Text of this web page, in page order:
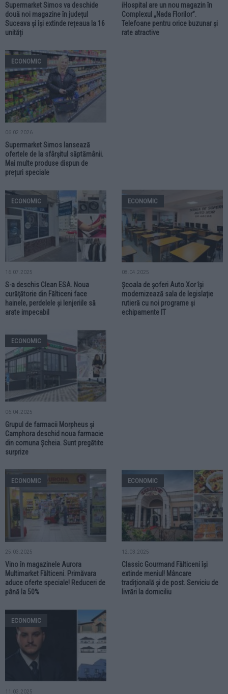
Supermarket Simos va deschide
două noi magazine în județul
Suceava și își extinde rețeaua la 16
unități
iHospital are un nou magazin în
Complexul „Nada Florilor”.
Telefoane pentru orice buzunar și
rate atractive
ECONOMIC
06.02.2026
Supermarket Simos lansează
ofertele de la sfârșitul săptămânii.
Mai multe produse dispun de
prețuri speciale
ECONOMIC
16.07.2025
S-a deschis Clean ESA. Noua
curățătorie din Fălticeni face
hainele, perdelele și lenjeriile să
arate impecabil
ECONOMIC
08.04.2025
Școala de șoferi Auto Xor își
modernizează sala de legislație
rutieră cu noi programe și
echipamente IT
ECONOMIC
06.04.2025
Grupul de farmacii Morpheus și
Camphora deschid noua farmacie
din comuna Șcheia. Sunt pregătite
surprize
ECONOMIC
25.03.2025
Vino în magazinele Aurora
Multimarket Fălticeni. Primăvara
aduce oferte speciale! Reduceri de
până la 50%
ECONOMIC
12.03.2025
Classic Gourmand Fălticeni își
extinde meniul! Mâncare
tradițională și de post. Serviciu de
livrări la domiciliu
ECONOMIC
11.03.2025